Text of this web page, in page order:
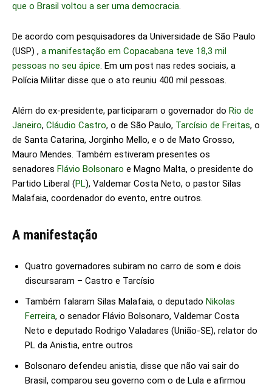
que o Brasil voltou a ser uma democracia.
De acordo com pesquisadores da Universidade de São Paulo
(USP) , a manifestação em Copacabana teve 18,3 mil
pessoas no seu ápice. Em um post nas redes sociais, a
Polícia Militar disse que o ato reuniu 400 mil pessoas.
Além do ex-presidente, participaram o governador do Rio de
Janeiro, Cláudio Castro, o de São Paulo, Tarcísio de Freitas, o
de Santa Catarina, Jorginho Mello, e o de Mato Grosso,
Mauro Mendes. Também estiveram presentes os
senadores Flávio Bolsonaro e Magno Malta, o presidente do
Partido Liberal (PL), Valdemar Costa Neto, o pastor Silas
Malafaia, coordenador do evento, entre outros.
A manifestação
Quatro governadores subiram no carro de som e dois
discursaram – Castro e Tarcísio
Também falaram Silas Malafaia, o deputado Nikolas
Ferreira, o senador Flávio Bolsonaro, Valdemar Costa
Neto e deputado Rodrigo Valadares (União-SE), relator do
PL da Anistia, entre outros
Bolsonaro defendeu anistia, disse que não vai sair do
Brasil, comparou seu governo com o de Lula e afirmou